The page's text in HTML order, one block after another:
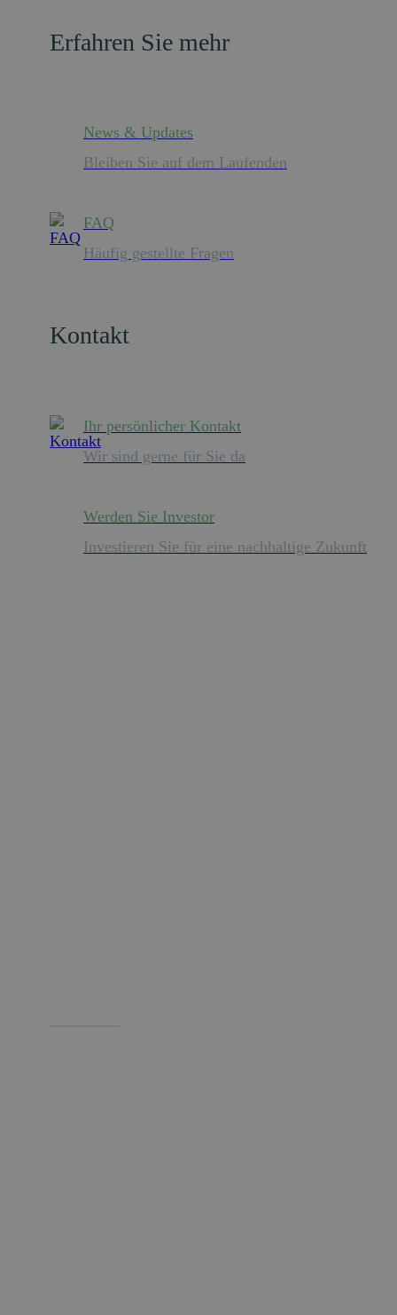
Erfahren Sie mehr
News & Updates
Bleiben Sie auf dem Laufenden
FAQ
Häufig gestellte Fragen
Kontakt
Ihr persönlicher Kontakt
Wir sind gerne für Sie da
Werden Sie Investor
Investieren Sie für eine nachhaltige Zukunft